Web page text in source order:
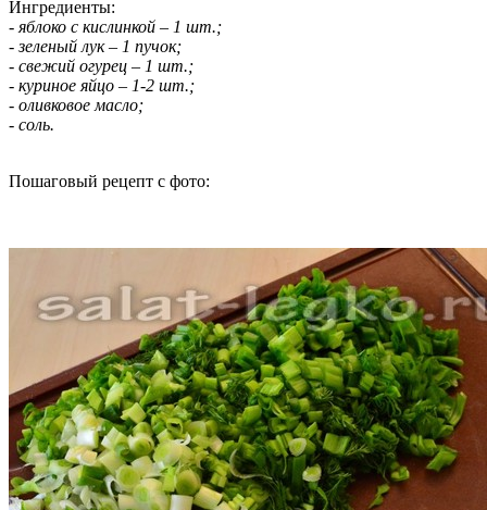
Ингредиенты:
- яблоко с кислинкой – 1 шт.;
- зеленый лук – 1 пучок;
- свежий огурец – 1 шт.;
- куриное яйцо – 1-2 шт.;
- оливковое масло;
- соль.
Пошаговый рецепт с фото: